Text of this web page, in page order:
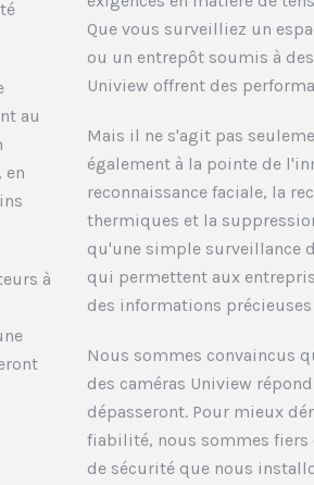
au
en
à
Que vous surveilliez un
ou un entrepôt soumis à
Uniview offrent des
Mais il ne s'agit pas
également à la pointe de
reconnaissance faciale, la
thermiques et la
qu'une simple surveillance
qui permettent aux
des informations
Nous sommes convaincus
des caméras Uniview
dépasseront. Pour mieux
fiabilité, nous sommes fiers
de sécurité que nous